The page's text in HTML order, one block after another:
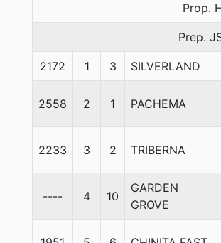
Prop.
Prep.
2172 1 3 SILVERLAND
2558 2 1 PACHEMA
2233 3 2 TRIBERNA
---- 4 10
GARDEN
GROVE